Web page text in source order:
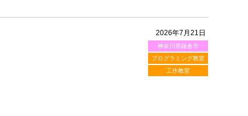
2026年7月21日
神奈川県鎌倉市
プログラミング教室
工作教室